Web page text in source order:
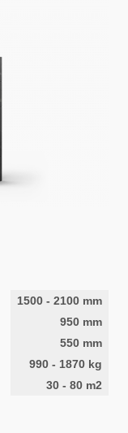
1500 - 2100 mm
950 mm
550 mm
990 - 1870 kg
30 - 80 m2